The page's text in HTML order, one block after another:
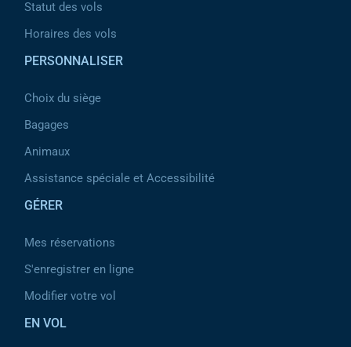
Statut des vols
Horaires des vols
PERSONNALISER
Choix du siège
Bagages
Animaux
Assistance spéciale et Accessibilité
GÉRER
Mes réservations
S'enregistrer en ligne
Modifier votre vol
EN VOL